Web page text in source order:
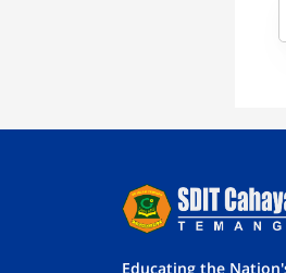
Educating the